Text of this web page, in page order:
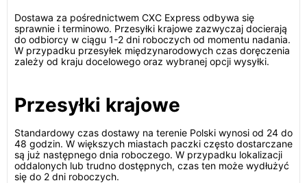
Dostawa za pośrednictwem CXC Express odbywa się
sprawnie i terminowo. Przesyłki krajowe zazwyczaj docierają
do odbiorcy w ciągu 1-2 dni roboczych od momentu nadania.
W przypadku przesyłek międzynarodowych czas doręczenia
zależy od kraju docelowego oraz wybranej opcji wysyłki.
Przesyłki krajowe
Standardowy czas dostawy na terenie Polski wynosi od 24 do
48 godzin. W większych miastach paczki często dostarczane
są już następnego dnia roboczego. W przypadku lokalizacji
oddalonych lub trudno dostępnych, czas ten może wydłużyć
się do 2 dni roboczych.